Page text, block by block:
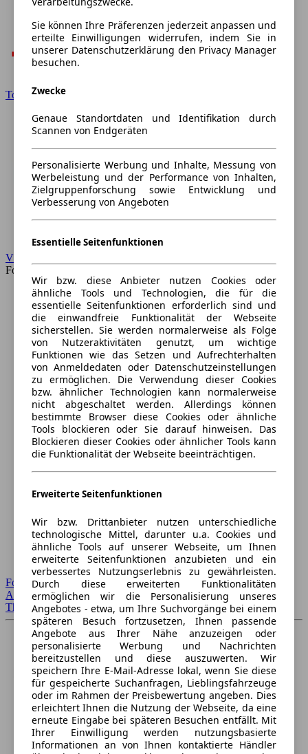
Toyota
VW
Forum
Forum Startseite
Alle Auto-Foren
Themen-Forum
Sie können Ihre Präferenzen jederzeit anpassen und
erteilte Einwilligungen widerrufen, indem Sie in
unserer Datenschutzerklärung den Privacy Manager
besuchen.
Zwecke
Genaue Standortdaten und Identifikation durch
Scannen von Endgeräten
Personalisierte Werbung und Inhalte, Messung von
Werbeleistung und der Performance von Inhalten,
Zielgruppenforschung sowie Entwicklung und
Verbesserung von Angeboten
Essentielle Seitenfunktionen
Wir bzw. diese Anbieter nutzen Cookies oder
ähnliche Tools und Technologien, die für die
essentielle Seitenfunktionen erforderlich sind und
die einwandfreie Funktionalität der Webseite
sicherstellen. Sie werden normalerweise als Folge
von Nutzeraktivitäten genutzt, um wichtige
Funktionen wie das Setzen und Aufrechterhalten
von Anmeldedaten oder Datenschutzeinstellungen
zu ermöglichen. Die Verwendung dieser Cookies
bzw. ähnlicher Technologien kann normalerweise
nicht abgeschaltet werden. Allerdings können
bestimmte Browser diese Cookies oder ähnliche
Tools blockieren oder Sie darauf hinweisen. Das
Blockieren dieser Cookies oder ähnlicher Tools kann
die Funktionalität der Webseite beeinträchtigen.
Erweiterte Seitenfunktionen
Wir bzw. Drittanbieter nutzen unterschiedliche
technologische Mittel, darunter u.a. Cookies und
ähnliche Tools auf unserer Webseite, um Ihnen
erweiterte Seitenfunktionen anzubieten und ein
verbessertes Nutzungserlebnis zu gewährleisten.
Durch diese erweiterten Funktionalitäten
ermöglichen wir die Personalisierung unseres
Angebotes - etwa, um Ihre Suchvorgänge bei einem
späteren Besuch fortzusetzen, Ihnen passende
Angebote aus Ihrer Nähe anzuzeigen oder
personalisierte Werbung und Nachrichten
bereitzustellen und diese auszuwerten. Wir
speichern Ihre E-Mail-Adresse lokal, wenn Sie diese
für gespeicherte Suchanfragen, Lieblingsfahrzeuge
oder im Rahmen der Preisbewertung angeben. Dies
erleichtert Ihnen die Nutzung der Webseite, da eine
erneute Eingabe bei späteren Besuchen entfällt. Mit
Ihrer Einwilligung werden nutzungsbasierte
Informationen an von Ihnen kontaktierte Händler